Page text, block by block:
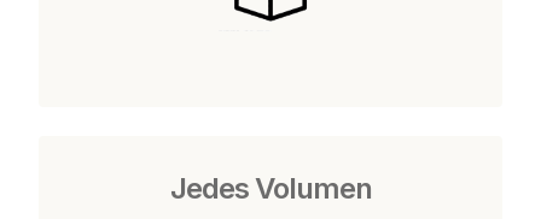
Jedes Volumen